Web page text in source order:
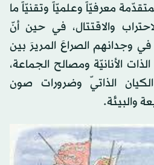
معرفيّاً وعلميّاً وتقنيّاً ما
والاقتتال، في حين أنّ
في وجدانهم الصراعَ المريرَ بين
الأنانيّة ومصالح الجماعة،
الذاتيّ وضرورات صون
والبيئة.